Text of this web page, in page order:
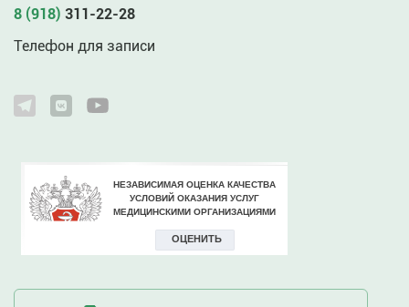
8 (918) 311-22-28
Телефон для записи